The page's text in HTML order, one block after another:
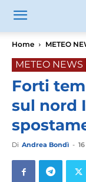
Home METEO
METEO NEWS
Forti
sul nord
Di Andrea Bondì -